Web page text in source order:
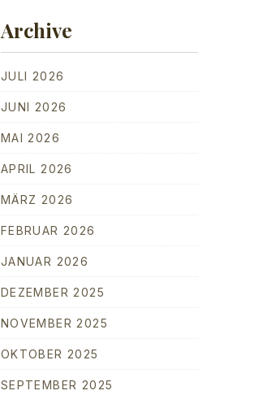
Archive
JULI 2026
JUNI 2026
MAI 2026
APRIL 2026
MÄRZ 2026
FEBRUAR 2026
JANUAR 2026
DEZEMBER 2025
NOVEMBER 2025
OKTOBER 2025
SEPTEMBER 2025